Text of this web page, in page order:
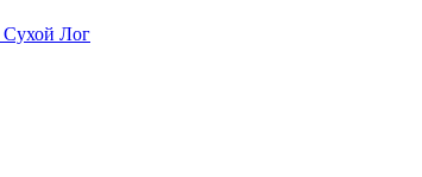
Сухой Лог